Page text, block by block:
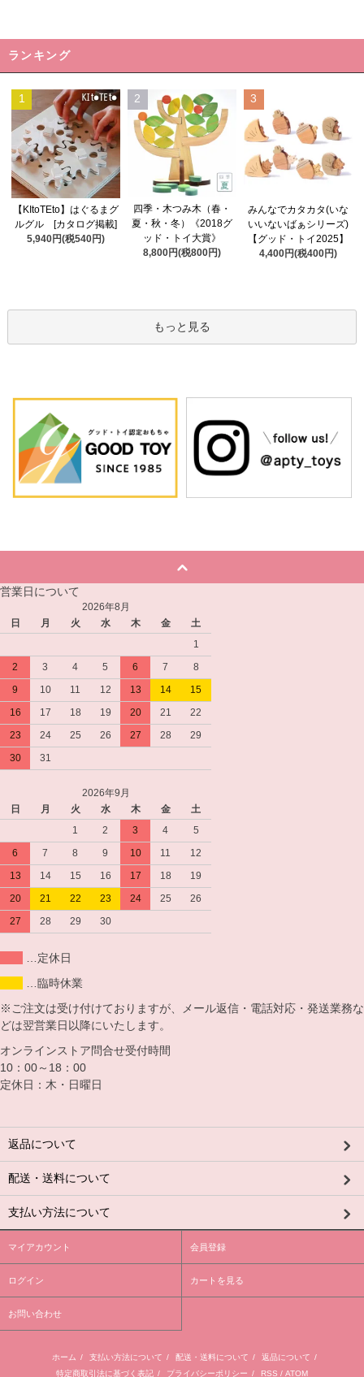
ランキング
1
【KItoTEto】はぐるまグ
ルグル [カタログ掲載]
5,940円(税540円)
2
四季・木つみ木（春・
夏・秋・冬）《2018グ
ッド・トイ大賞》
8,800円(税800円)
3
みんなでカタカタ(いな
いいないばぁシリーズ)
【グッド・トイ2025】
4,400円(税400円)
もっと見る
営業日について
2026年8月
日
月 火 水 木 金
土
1
2
3 4 5 6 7
8
9
10 11 12 13 14
15
16
17 18 19 20 21
22
23
24 25 26 27 28
29
30
31
2026年9月
日
月 火 水 木 金
土
1
2 3 4
5
6
7 8 9 10 11
12
13
14 15 16 17 18
19
20
21 22 23 24 25
26
27
28 29 30
…定休日
…臨時休業
※ご注文は受け付けておりますが、メール返信・電話対応・発送業務な
どは翌営業日以降にいたします。
オンラインストア問合せ受付時間
10：00～18：00
定休日：木・日曜日
返品について
配送・送料について
支払い方法について
マイアカウント 会員登録
ログイン カートを見る
お問い合わせ
ホーム / 支払い方法について / 配送・送料について / 返品について /
特定商取引法に基づく表記 / プライバシーポリシー / RSS / ATOM